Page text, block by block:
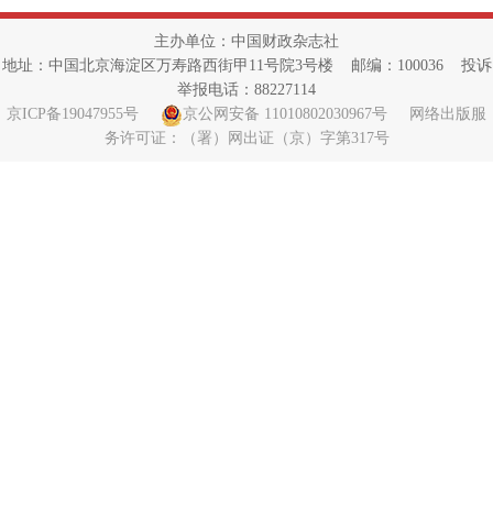
主办单位：中国财政杂志社
地址：中国北京海淀区万寿路西街甲11号院3号楼 邮编：100036 投诉
举报电话：88227114
京ICP备19047955号
京公网安备 11010802030967号
网络出版服
务许可证：（署）网出证（京）字第317号